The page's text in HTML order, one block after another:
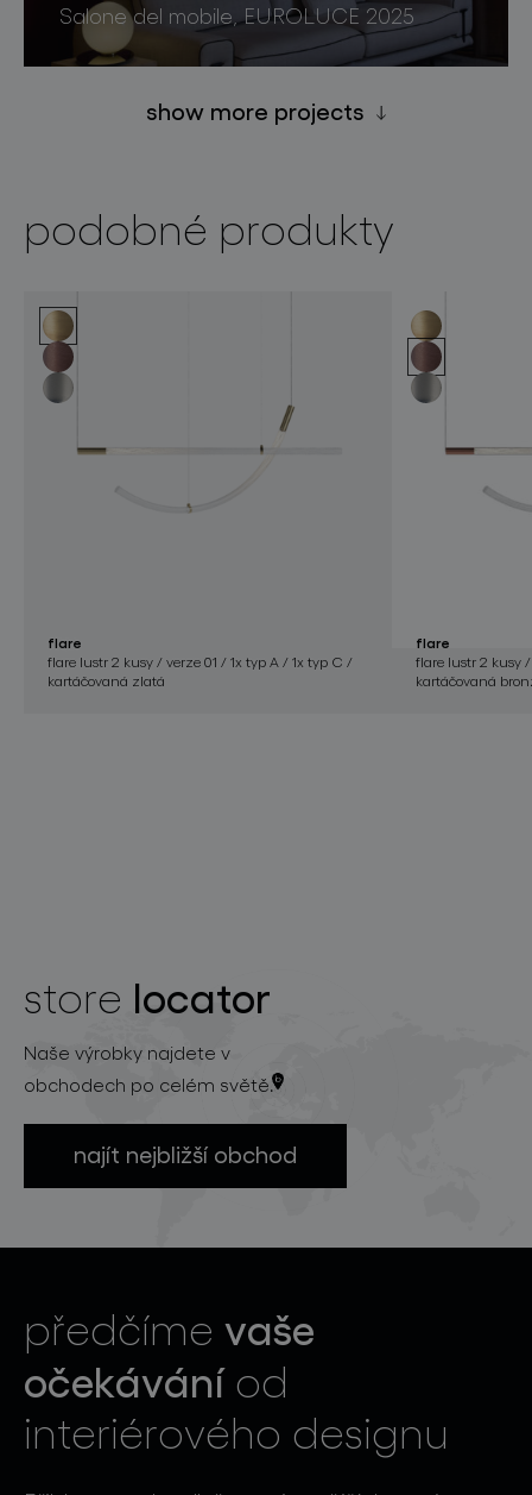
Salone del mobile, EUROLUCE 2025
show more projects
podobné produkty
flare
flare lustr 2 kusy / verze 01 / 1x typ A / 1x typ C /
kartáčovaná zlatá
flare
flare lustr 2 kusy
kartáčovaná
store locator
Naše výrobky najdete v
obchodech po celém světě.
najít nejbližší obchod
předčíme vaše
očekáváníod
interiérového designu